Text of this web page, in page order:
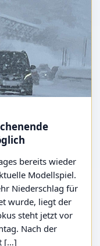
bereits wieder
Modellspiel.
Niederschlag für
wurde, liegt der
steht jetzt vor
Nach der
[…]